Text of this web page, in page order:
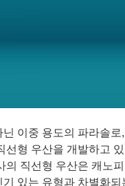
이중 용도의 파라솔
선형 우산을 개발하고
의 직선형 우산은 캐노
있는 유형과 차별화